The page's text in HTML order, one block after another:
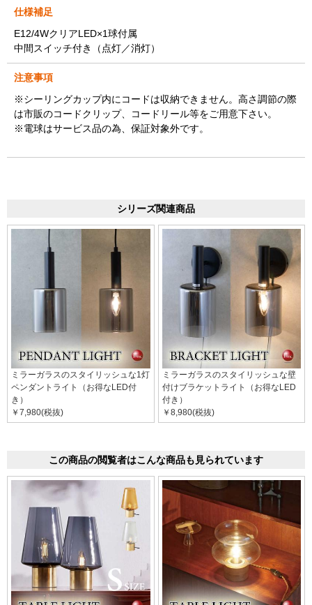
仕様補足
E12/4WクリアLED×1球付属
中間スイッチ付き（点灯／消灯）
注意事項
※シーリングカップ内にコードは収納できません。高さ調節の際
は市販のコードクリップ、コードリール等をご用意下さい。
※電球はサービス品の為、保証対象外です。
シリーズ関連商品
ミラーガラスのスタイリッシュな1灯
ペンダントライト（お得なLED付
き）
￥7,980(税抜)
ミラーガラスのスタイリッシュな壁
付けブラケットライト（お得なLED
付き）
￥8,980(税抜)
この商品の閲覧者はこんな商品も見られています